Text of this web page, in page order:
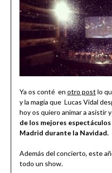
Ya os conté en otro post lo
y la magia que Lucas Vidal
hoy os quiero animar a asistir
de los mejores espectáculos
Madrid durante la Navidad.
Además del concierto, este
todo un show.